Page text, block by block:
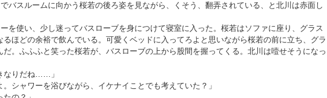
バスルームに向かう桜若の後ろ姿を見ながら、くそう、翻弄されている、と北川は赤面し
を使い、少し迷ってバスローブを身につけて寝室に入った。桜若はソファに座り、グラス
るほどの余裕で飲んでいる。可愛くベッドに入ってろよと思いながら桜若の前に立ち、グラ
だ。ふふふと笑った桜若が、バスローブの上から股間を握ってくる。北川は噎せそうになっ
なりだね……」
。シャワーを浴びながら、イケナイことでも考えていた？」